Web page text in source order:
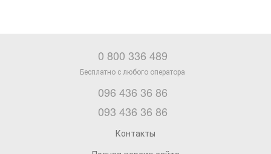
0 800 336 489
096 436 36 86
093 436 36 86
Контакты